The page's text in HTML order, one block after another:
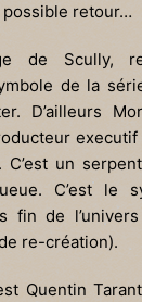
retour…
de Scully,
de la
D’ailleurs
executif
un
C’est le
fin de
re-création).
Quentin